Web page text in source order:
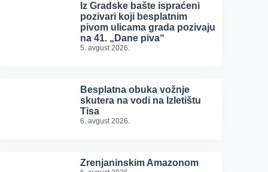
Iz Gradske bašte ispraćeni
pozivari koji besplatnim
pivom ulicama grada pozivaju
na 41. „Dane piva“
5. avgust 2026.
Besplatna obuka vožnje
skutera na vodi na Izletištu
Tisa
6. avgust 2026.
Zrenjaninskim Amazonom